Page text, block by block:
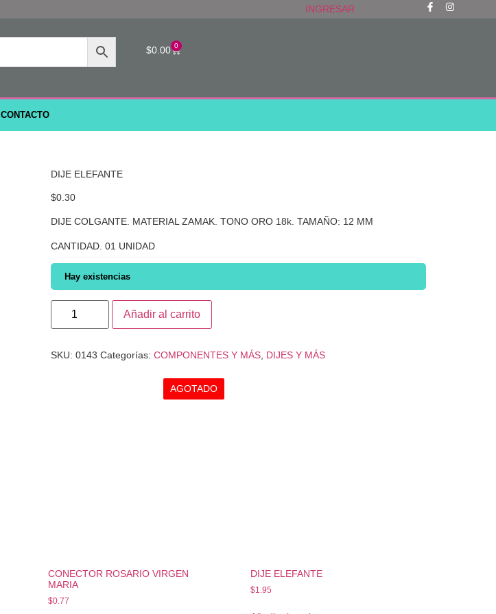
INGRESAR
$0.00 0
CONTACTO
DIJE ELEFANTE
$0.30
DIJE COLGANTE. MATERIAL ZAMAK. TONO ORO 18k. TAMAÑO: 12 MM
CANTIDAD. 01 UNIDAD
Hay existencias
Añadir al carrito
SKU: 0143 Categorías: COMPONENTES Y MÁS, DIJES Y MÁS
AGOTADO
CONECTOR ROSARIO VIRGEN
MARIA
$0.77
DIJE ELEFANTE
$1.95